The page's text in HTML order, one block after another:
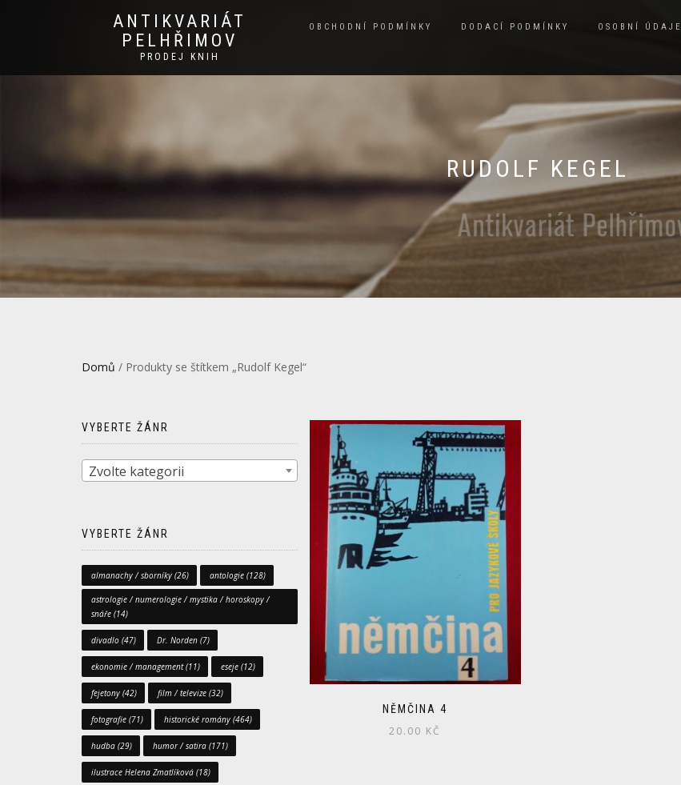
ANTIKVARIÁT
PELHŘIMOV
PRODEJ KNIH
OBCHODNÍ PODMÍNKY DODACÍ PODMÍNKY OSOBNÍ ÚDAJE
RUDOLF KEGEL
Domů / Produkty se štítkem „Rudolf Kegel“
NĚMČINA 4
20.00 KČ
VYBERTE ŽÁNR
Zvolte kategorii
VYBERTE ŽÁNR
almanachy / sborníky (26) antologie (128)
astrologie / numerologie / mystika / horoskopy /
snáře (14)
divadlo (47) Dr. Norden (7)
ekonomie / management(11) eseje (12)
fejetony (42) film / televize (32)
fotografie (71) historické romány (464)
hudba (29) humor / satira (171)
ilustrace Helena Zmatlíková (18)